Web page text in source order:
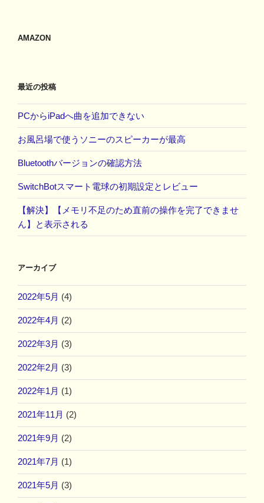
AMAZON
最近の投稿
PCからiPadへ曲を追加できない
お風呂場で使うソニーのスピーカーが最高
Bluetoothバージョンの確認方法
SwitchBotスマート電球の初期設定とレビュー
【解決】【メモリ不足のため直前の操作を完了できませ
ん】と表示される
アーカイブ
2022年5月 (4)
2022年4月 (2)
2022年3月 (3)
2022年2月 (3)
2022年1月 (1)
2021年11月 (2)
2021年9月 (2)
2021年7月 (1)
2021年5月 (3)